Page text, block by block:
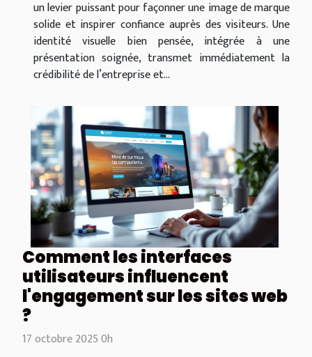
un levier puissant pour façonner une image de marque
solide et inspirer confiance auprès des visiteurs. Une
identité visuelle bien pensée, intégrée à une
présentation soignée, transmet immédiatement la
crédibilité de l’entreprise et...
Comment les interfaces
utilisateurs influencent
l'engagement sur les sites web
?
17 octobre 2025 0h